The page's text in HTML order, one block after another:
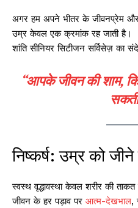
अगर हम अपने भीतर के जीवनप्रेम और
उम्र केवल एक क्रमांक रह जाती है।
शांति सीनियर सिटीजन सर्विसेज़ का
“आपके जीवन की शाम,
निष्कर्ष: उम्र को
स्वस्थ वृद्धावस्था केवल शरीर की
जीवन के हर पड़ाव पर आत्म-देखभाल,